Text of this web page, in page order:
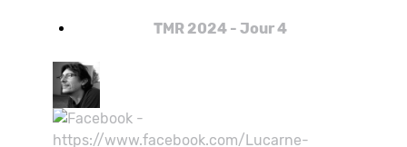
TMR 2024 - Jour 4